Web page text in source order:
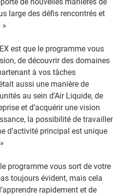
large des défis rencontrés et
»
est que le programme vous
de découvrir des domaines
à vos tâches
aussi une manière de
au sein d’Air Liquide, de
et d’acquérir une vision
la possibilité de travailler
d’activité principal est unique
programme vous sort de votre
toujours évident, mais cela
rapidement et de